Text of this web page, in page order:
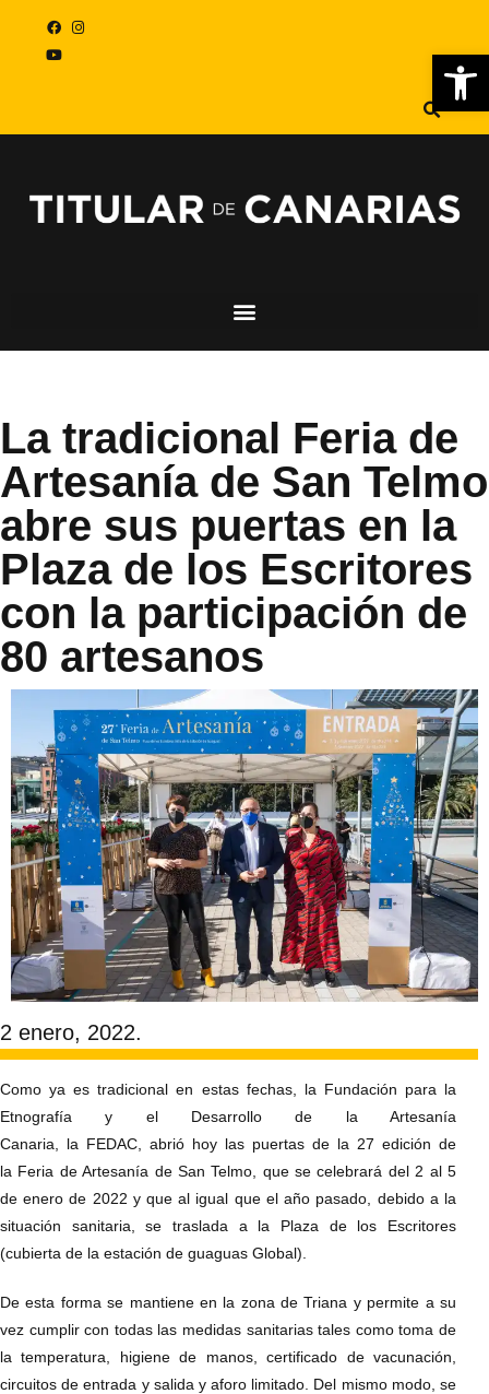
La tradicional Feria de
Artesanía de San Telmo
abre sus puertas en la
Plaza de los Escritores
con la participación de
80 artesanos
2 enero, 2022.
Como ya es tradicional en estas fechas, la Fundación para la
Etnografía y el Desarrollo de la Artesanía
Canaria, la FEDAC, abrió hoy las puertas de la 27 edición de
la Feria de Artesanía de San Telmo, que se celebrará del 2 al 5
de enero de 2022 y que al igual que el año pasado, debido a la
situación sanitaria, se traslada a la Plaza de los Escritores
(cubierta de la estación de guaguas Global).
De esta forma se mantiene en la zona de Triana y permite a su
vez cumplir con todas las medidas sanitarias tales como toma de
la temperatura, higiene de manos, certificado de vacunación,
circuitos de entrada y salida y aforo limitado. Del mismo modo, se